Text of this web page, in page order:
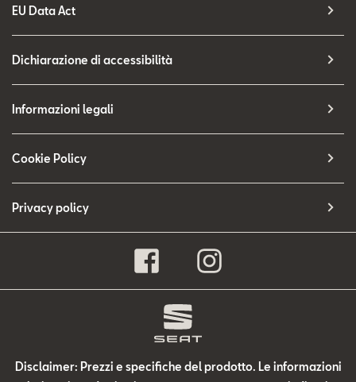
EU Data Act
Dichiarazione di accessibilità
Informazioni legali
Cookie Policy
Privacy policy
Disclaimer: Prezzi e specifiche del prodotto. Le informazioni